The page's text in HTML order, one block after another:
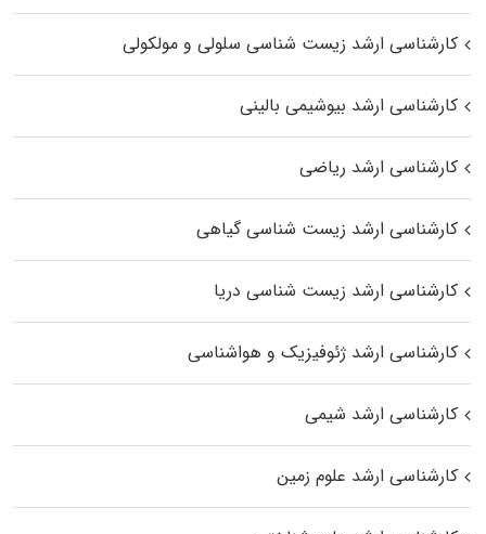
کارشناسی ارشد زیست شناسی سلولی و مولکولی
کارشناسی ارشد بیوشیمی بالینی
کارشناسی ارشد ریاضی
کارشناسی ارشد زیست‌ شناسی گیاهی
کارشناسی ارشد زیست‌ شناسی دریا
کارشناسی ارشد ژئوفیزیک و هواشناسی
کارشناسی ارشد شیمی
کارشناسی ارشد علوم زمین